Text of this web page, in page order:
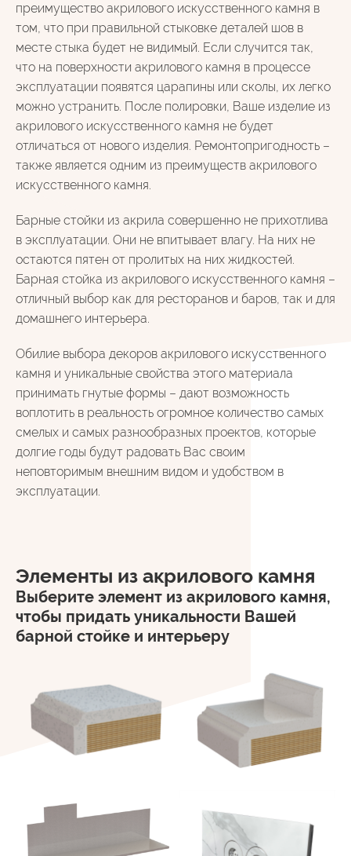
преимущество акрилового искусственного камня в
том, что при правильной стыковке деталей шов в
месте стыка будет не видимый. Если случится так,
что на поверхности акрилового камня в процессе
эксплуатации появятся царапины или сколы, их легко
можно устранить. После полировки, Ваше изделие из
акрилового искусственного камня не будет
отличаться от нового изделия. Ремонтопригодность –
также является одним из преимуществ акрилового
искусственного камня.
Барные стойки из акрила совершенно не прихотлива
в эксплуатации. Они не впитывает влагу. На них не
остаются пятен от пролитых на них жидкостей.
Барная стойка из акрилового искусственного камня –
отличный выбор как для ресторанов и баров, так и для
домашнего интерьера.
Обилие выбора декоров акрилового искусственного
камня и уникальные свойства этого материала
принимать гнутые формы – дают возможность
воплотить в реальность огромное количество самых
смелых и самых разнообразных проектов, которые
долгие годы будут радовать Вас своим
неповторимым внешним видом и удобством в
эксплуатации.
Элементы из акрилового камня
Выберите элемент из акрилового камня,
чтобы придать уникальности Вашей
барной стойке и интерьеру